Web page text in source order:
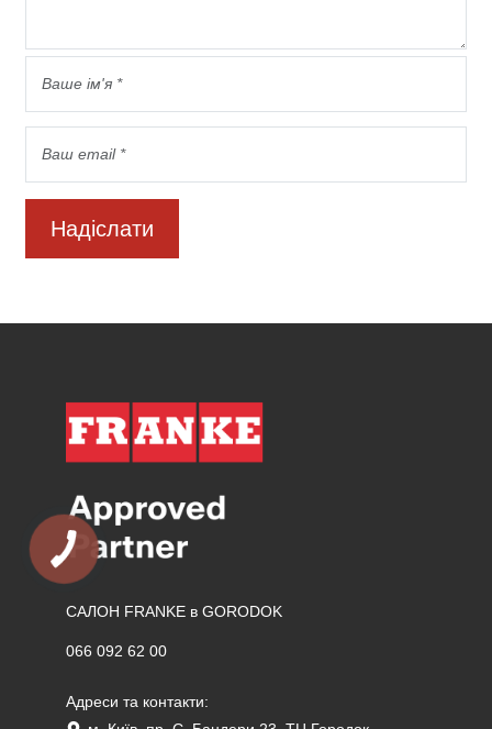
Надіслати
САЛОН FRANKE в GORODOK
066 092 62 00
Адреси та контакти: